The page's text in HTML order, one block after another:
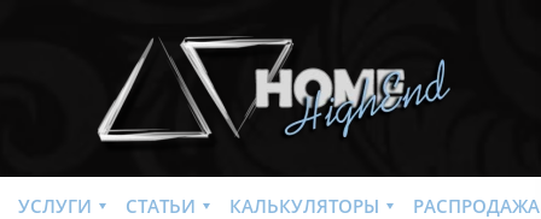
УСЛУГИ СТАТЬИ КАЛЬКУЛЯТОРЫ РАСПРОДАЖА